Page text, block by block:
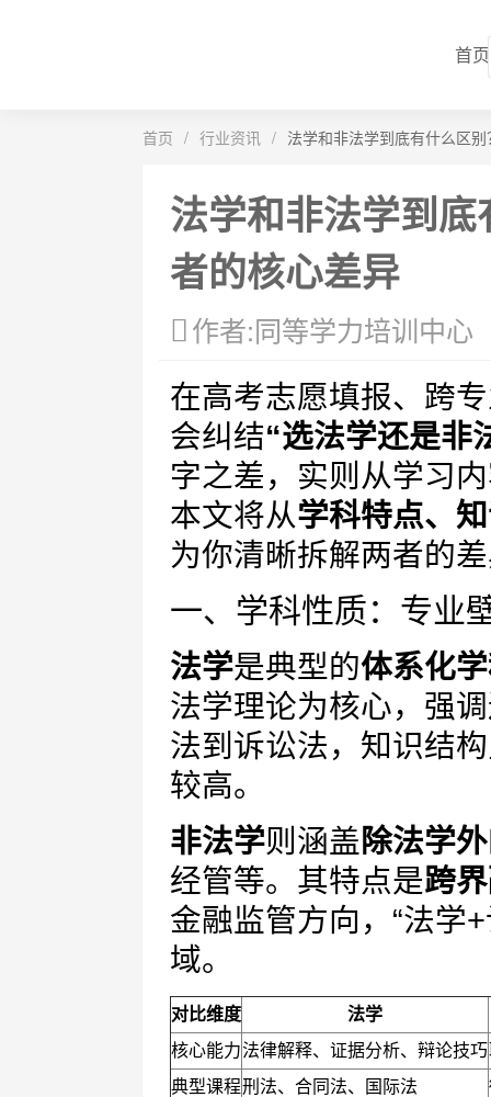
首页
首页 / 行业资讯 / 法学和非法学到底有什么区
法学和非法学到
者的核心差异
作者:同等学力培训中心
在高考志愿填报、跨
会纠结“选法学还是非
字之差，实则从学习
本文将从学科特点、
为你清晰拆解两者的
一、学科性质：专业
法学是典型的体系化
法学理论为核心，强
法到诉讼法，知识结
较高。
非法学则涵盖 除法学
经管等。其特点是跨
金融监管方向，“法学
域。
对比维度
法学
核心能力法律解释、证据分析、辩论技巧
典型课程刑法、合同法、国际法